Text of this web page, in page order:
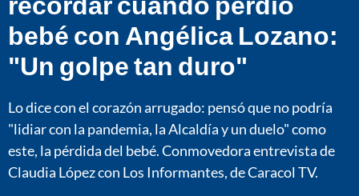
bebé con Angélica Lozano:
"Un golpe tan duro"
Lo dice con el corazón arrugado: pensó que no podría
"lidiar con la pandemia, la Alcaldía y un duelo" como
este, la pérdida del bebé. Conmovedora entrevista de
Claudia López con Los Informantes, de Caracol TV.